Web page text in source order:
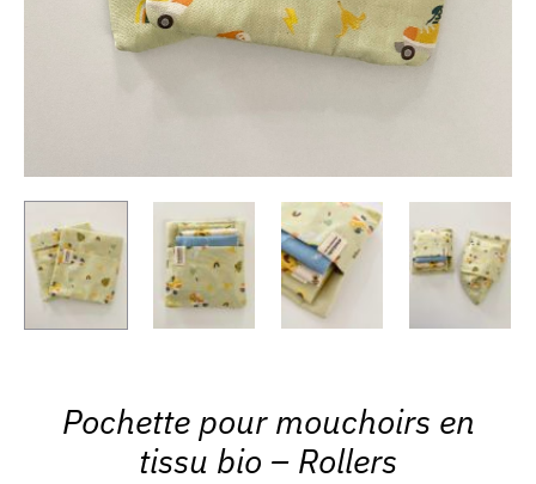
Pochette pour mouchoirs en
tissu bio – Rollers